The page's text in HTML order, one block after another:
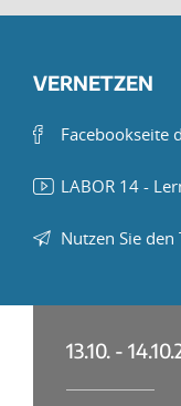
VERNETZEN
Facebookseite
LABOR 14 -
Nutzen Sie
13.10. -